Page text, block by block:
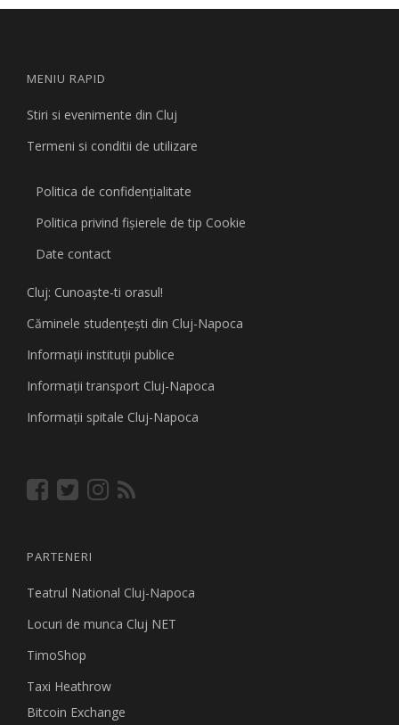
MENIU RAPID
Stiri si evenimente din Cluj
Termeni si conditii de utilizare
Politica de confidențialitate
Politica privind fişierele de tip Cookie
Date contact
Cluj: Cunoaşte-ti orasul!
Căminele studenţeşti din Cluj-Napoca
Informaţii instituţii publice
Informaţii transport Cluj-Napoca
Informaţii spitale Cluj-Napoca
PARTENERI
Teatrul National Cluj-Napoca
Locuri de munca Cluj NET
TimoShop
Taxi Heathrow
Bitcoin Exchange